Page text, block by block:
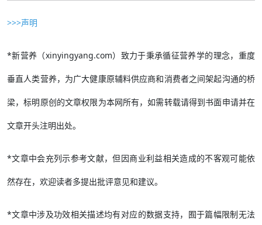
>>>声明
*新营养（xinyingyang.com）致力于秉承循征营养学的理念，重度
垂直人类营养，为广大健康原辅料供应商和消费者之间架起沟通的桥
梁，标明原创的文章权限为本网所有，如需转载请得到书面申请并在
文章开头注明出处。
*文章中会充列示参考文献，但因商业利益相关造成的不客观可能依
然存在，欢迎读者多提出批评意见和建议。
*文章中涉及功效相关描述均有对应的数据支持，囿于篇幅限制无法